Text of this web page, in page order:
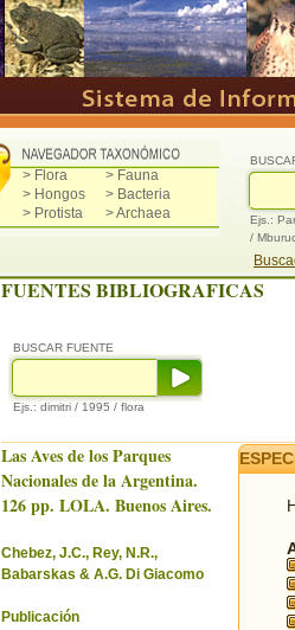
> Flora
> Fauna
> Hongos
> Bacteria
> Protista
> Archaea
Ejs.:
/
FUENTES BIBLIOGRAFICAS
BUSCAR FUENTE
Ejs.: dimitri / 1995 / flora
Las Aves de los Parques
Nacionales de la Argentina.
126 pp. LOLA. Buenos Aires.
Chebez, J.C., Rey, N.R.,
Babarskas & A.G. Di Giacomo
Publicación